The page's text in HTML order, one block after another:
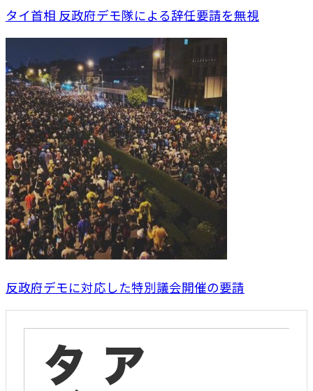
タイ首相 反政府デモ隊による辞任要請を無視
反政府デモに対応した特別議会開催の要請